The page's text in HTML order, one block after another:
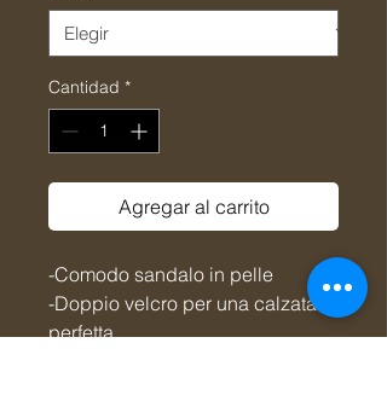
Cantidad *
Agregar al carrito
-Comodo sandalo in pelle
-Doppio velcro per una calzata
perfetta